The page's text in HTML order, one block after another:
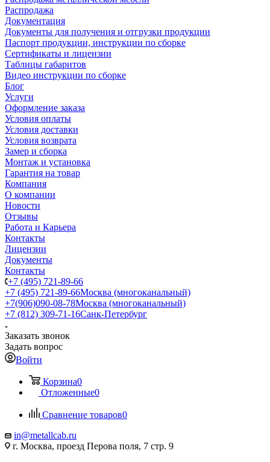
Распродажа
Документация
Документы для получения и отгрузки продукции
Паспорт продукции, инструкции по сборке
Сертификаты и лицензии
Таблицы габаритов
Видео инструкции по сборке
Блог
Услуги
Оформление заказа
Условия оплаты
Условия доставки
Условия возврата
Замер и сборка
Монтаж и установка
Гарантия на товар
Компания
О компании
Новости
Отзывы
Работа и Карьера
Контакты
Лицензии
Документы
Контакты
+7 (495) 721-89-66
+7 (495) 721-89-66Москва (многоканальный)
+7(906)090-08-78Москва (многоканальный)
+7 (812) 309-71-16Санк-Петербург
Заказать звонок
Задать вопрос
Войти
Корзина0
Отложенные0
Сравнение товаров0
in@metallcab.ru
г. Москва, проезд Перова поля, 7 стр. 9